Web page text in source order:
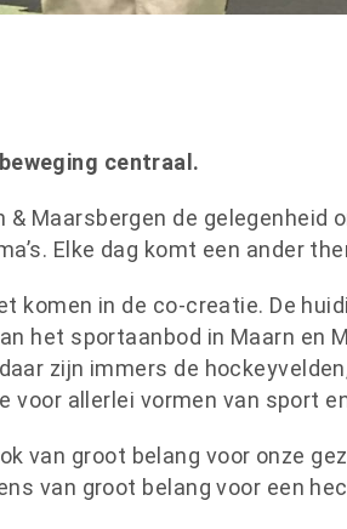
centraal.
Maarsbergen de gelegenheid
Elke dag komt een ander
komen in de co-creatie. De
het sportaanbod in Maarn en
zijn immers de
voor allerlei vormen van sport
van groot belang voor onze
van groot belang voor een